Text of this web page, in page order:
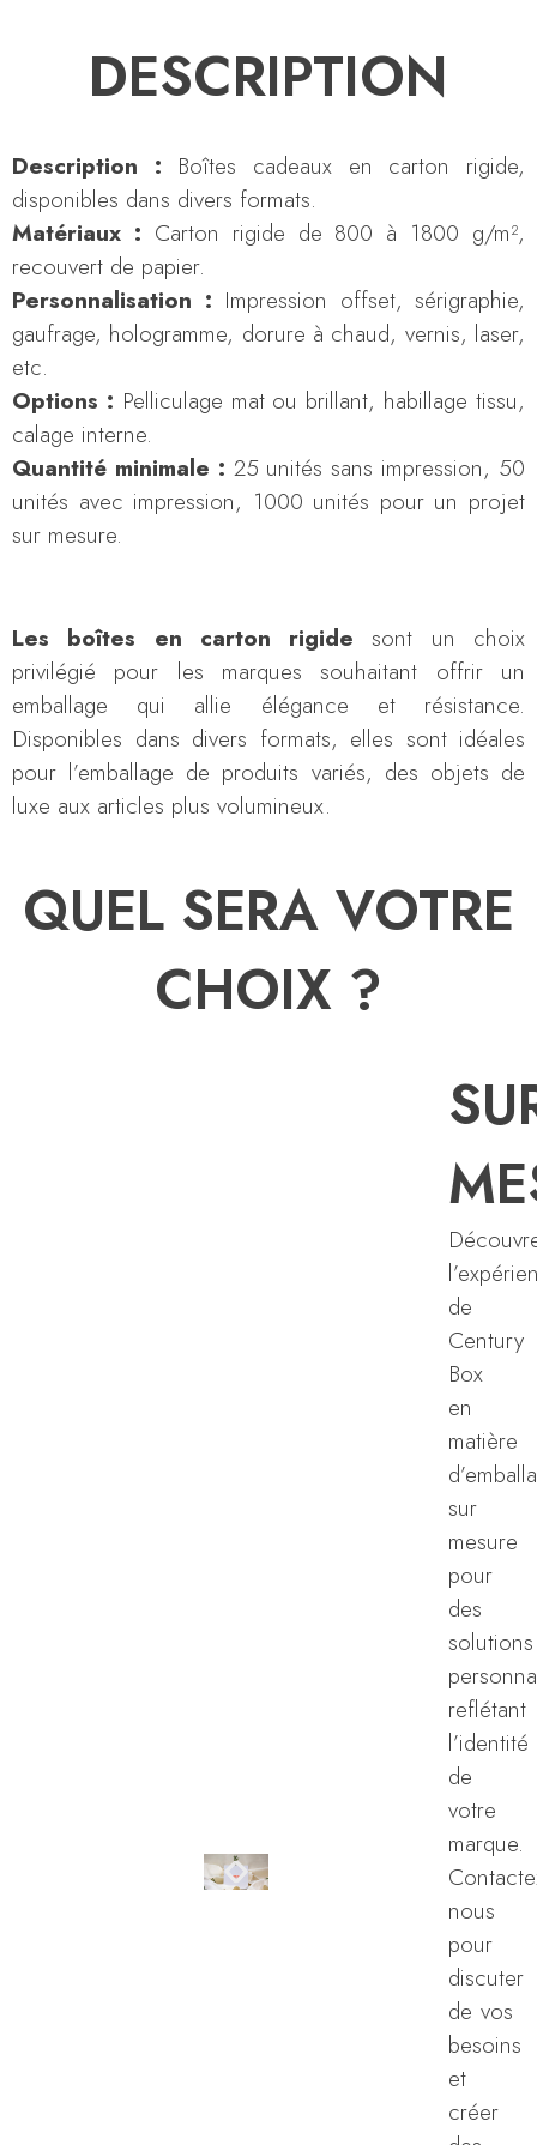
DESCRIPTION
Description : Boîtes cadeaux en carton rigide,
disponibles dans divers formats.
Matériaux : Carton rigide de 800 à 1800 g/m²,
recouvert de papier.
Personnalisation : Impression offset, sérigraphie,
gaufrage, hologramme, dorure à chaud, vernis, laser,
etc.
Options : Pelliculage mat ou brillant, habillage tissu,
calage interne.
Quantité minimale : 25 unités sans impression, 50
unités avec impression, 1000 unités pour un projet
sur mesure.
Les boîtes en carton rigide sont un choix
privilégié pour les marques souhaitant offrir un
emballage qui allie élégance et résistance.
Disponibles dans divers formats, elles sont idéales
pour l’emballage de produits variés, des objets de
luxe aux articles plus volumineux.
QUEL SERA VOTRE
CHOIX ?
de
Century
Box
en
matière
sur
mesure
pour
des
solutions
reflétant
l’identité
de
votre
marque.
nous
pour
discuter
de vos
besoins
et
créer